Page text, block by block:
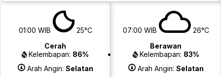
01:00 WIB
25°C
Cerah
Kelembapan: 86%
Arah Angin: Selatan
07:00 WIB
26°C
Berawan
Kelembapan: 83%
Arah Angin: Selatan